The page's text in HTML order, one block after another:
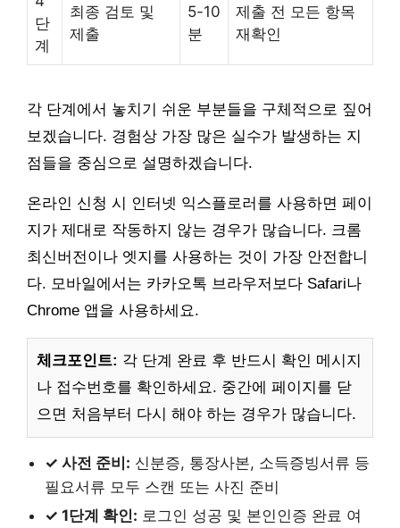
단
계
최종 검토 및
제출
5-10
분
제출 전 모든 항목
재확인
각 단계에서 놓치기 쉬운 부분들을 구체적으로 짚어
보겠습니다. 경험상 가장 많은 실수가 발생하는 지
점들을 중심으로 설명하겠습니다.
온라인 신청 시 인터넷 익스플로러를 사용하면 페이
지가 제대로 작동하지 않는 경우가 많습니다. 크롬
최신버전이나 엣지를 사용하는 것이 가장 안전합니
다. 모바일에서는 카카오톡 브라우저보다 Safari나
Chrome 앱을 사용하세요.
체크포인트: 각 단계 완료 후 반드시 확인 메시지
나 접수번호를 확인하세요. 중간에 페이지를 닫
으면 처음부터 다시 해야 하는 경우가 많습니다.
✓ 사전 준비: 신분증, 통장사본, 소득증빙서류 등
필요서류 모두 스캔 또는 사진 준비
✓ 1단계 확인: 로그인 성공 및 본인인증 완료 여